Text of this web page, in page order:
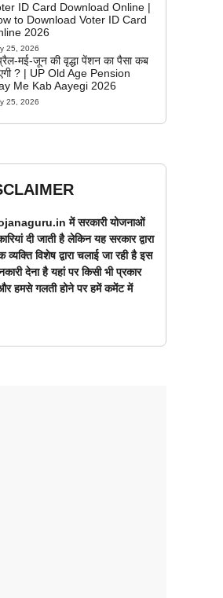
ID Card Download Online |
to Download Voter ID Card
2026
25, 2026
मई-जून की वृद्धा पेंशन का पैसा कब
? | UP Old Age Pension
Me Kab Aayegi 2026
25, 2026
में सरकारी योजनाओं
दी जाती है लेकिन यह सरकार द्वारा
विशेष द्वारा चलाई जा रही है इस
देना है यहां पर किसी भी प्रकार
और हमसे गलती होने पर हमें कमेंट में